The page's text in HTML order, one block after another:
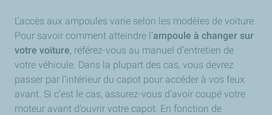
L’accès aux ampoules varie selon les modèles de voiture.
Pour savoir comment atteindre l’ampoule à changer sur
votre voiture, référez-vous au manuel d’entretien de
votre véhicule. Dans la plupart des cas, vous devrez
passer par l’intérieur du capot pour accéder à vos feux
avant. Si c’est le cas, assurez-vous d’avoir coupé votre
moteur avant d’ouvrir votre capot. En fonction de